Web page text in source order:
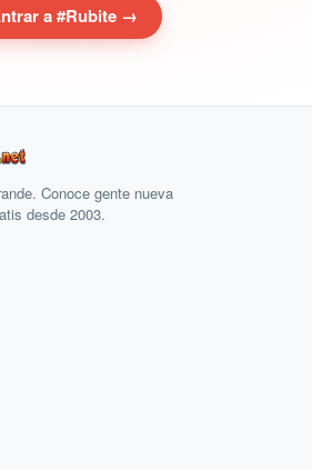
a #Rubite →
Conoce gente nueva
desde 2003.